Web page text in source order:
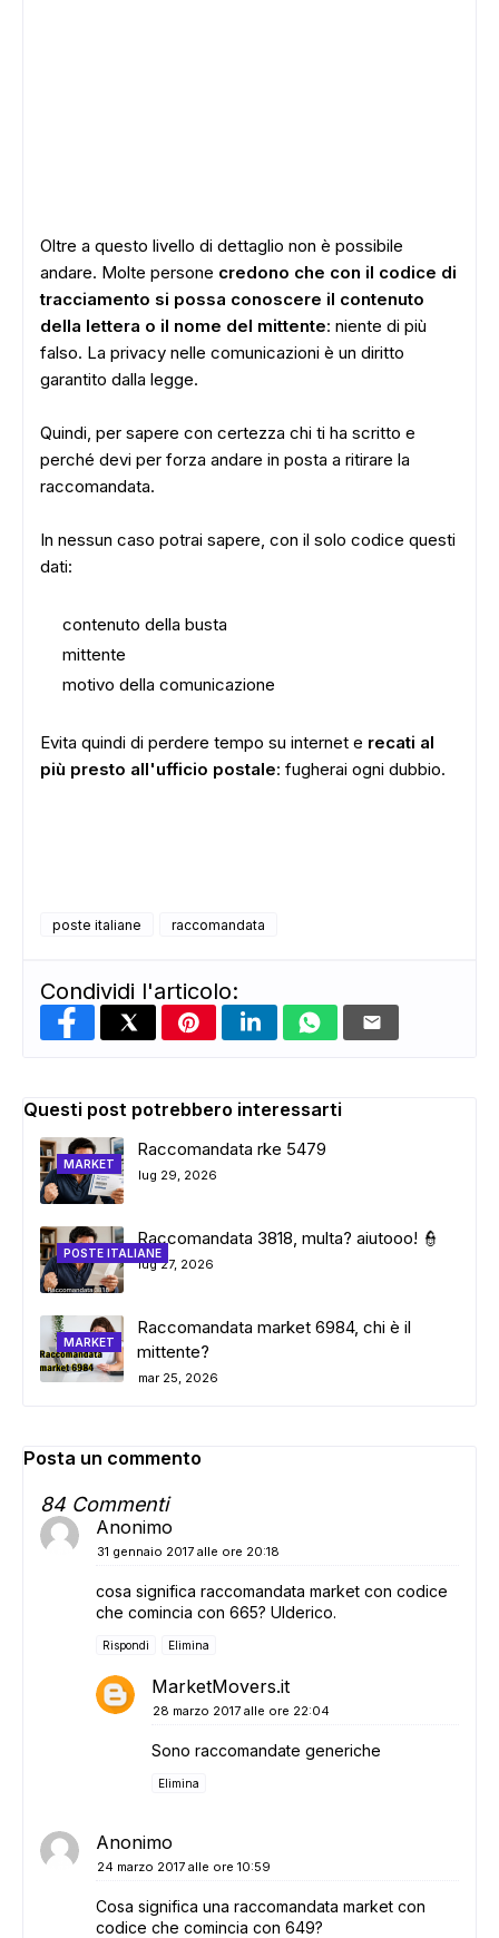
Oltre a questo livello di dettaglio non è possibile
andare. Molte persone credono che con il codice di
tracciamento si possa conoscere il contenuto
della lettera o il nome del mittente: niente di più
falso. La privacy nelle comunicazioni è un diritto
garantito dalla legge.
Quindi, per sapere con certezza chi ti ha scritto e
perché devi per forza andare in posta a ritirare la
raccomandata.
In nessun caso potrai sapere, con il solo codice questi
dati:
contenuto della busta
mittente
motivo della comunicazione
Evita quindi di perdere tempo su internet e recati al
più presto all'ufficio postale: fugherai ogni dubbio.
poste italiane raccomandata
Condividi l'articolo:
Questi post potrebbero interessarti
MARKET
Raccomandata rke 5479
lug 29, 2026
POSTE ITALIANE
Raccomandata 3818, multa? aiutooo! 👮
lug 27, 2026
MARKET
Raccomandata market 6984, chi è il
mittente?
mar 25, 2026
Posta un commento
84 Commenti
Anonimo
31 gennaio 2017 alle ore 20:18
cosa significa raccomandata market con codice
che comincia con 665? Ulderico.
Rispondi Elimina
MarketMovers.it
28 marzo 2017 alle ore 22:04
Sono raccomandate generiche
Elimina
Anonimo
24 marzo 2017 alle ore 10:59
Cosa significa una raccomandata market con
codice che comincia con 649?